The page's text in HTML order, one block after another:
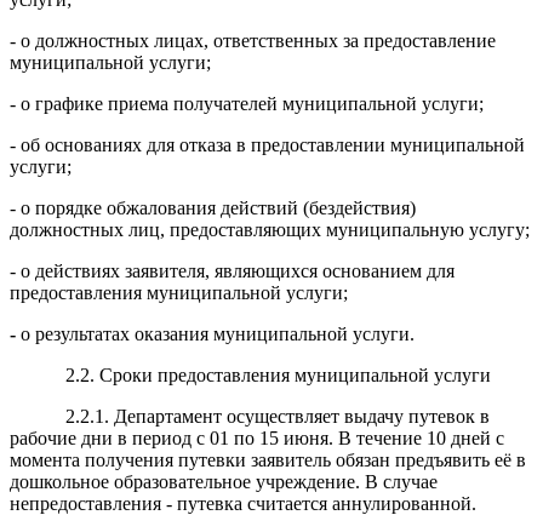
- о должностных лицах, ответственных за предоставление
муниципальной услуги;
- о графике приема получателей муниципальной услуги;
- об основаниях для отказа в предоставлении муниципальной
услуги;
- о порядке обжалования действий (бездействия)
должностных лиц, предоставляющих муниципальную услугу;
- о действиях заявителя, являющихся основанием для
предоставления муниципальной услуги;
- о результатах оказания муниципальной услуги.
2.2. Сроки предоставления муниципальной услуги
2.2.1. Департамент осуществляет выдачу путевок в
рабочие дни в период с 01 по 15 июня. В течение 10 дней с
момента получения путевки заявитель обязан предъявить её в
дошкольное образовательное учреждение. В случае
непредоставления - путевка считается аннулированной.